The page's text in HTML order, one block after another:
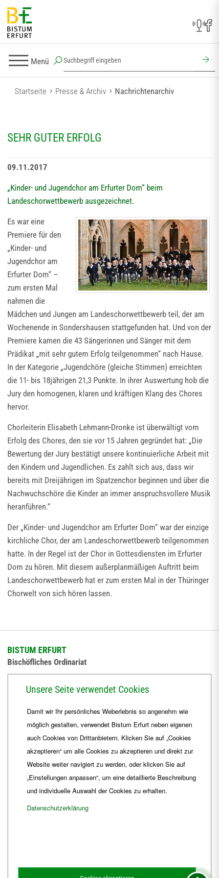
Menü
Startseite Presse & Archiv Nachrichtenarchiv
SEHR GUTER ERFOLG
09.11.2017
„Kinder- und Jugendchor am Erfurter Dom“ beim
Landeschorwettbewerb ausgezeichnet.
Es war eine
Premiere für den
„Kinder- und
Jugendchor am
Erfurter Dom“ –
zum ersten Mal
nahmen die
Mädchen und Jungen am Landeschorwettbewerb teil, der am
Wochenende in Sondershausen stattgefunden hat. Und von der
Premiere kamen die 43 Sängerinnen und Sänger mit dem
Prädikat „mit sehr gutem Erfolg teilgenommen“ nach Hause.
In der Kategorie „Jugendchöre (gleiche Stimmen) erreichten
die 11- bis 18jährigen 21,3 Punkte. In ihrer Auswertung hob die
Jury den homogenen, klaren und kräftigen Klang des Chores
hervor.
Chorleiterin Elisabeth Lehmann-Dronke ist überwältigt vom
Erfolg des Chores, den sie vor 15 Jahren gegründet hat: „Die
Bewertung der Jury bestätigt unsere kontinuierliche Arbeit mit
den Kindern und Jugendlichen. Es zahlt sich aus, dass wir
bereits mit Dreijährigen im Spatzenchor beginnen und über die
Nachwuchschöre die Kinder an immer anspruchsvollere Musik
heranführen.“
Der „Kinder- und Jugendchor am Erfurter Dom“ war der einzige
kirchliche Chor, der am Landeschorwettbewerb teilgenommen
hatte. In der Regel ist der Chor in Gottesdiensten im Erfurter
Dom zu hören. Mit diesem außerplanmäßigen Auftritt beim
Landeschorwettbewerb hat er zum ersten Mal in der Thüringer
Chorwelt von sich hören lassen.
BISTUM ERFURT
Bischöfliches Ordinariat
+49 361 6572-444
ordinariat Bistum-Erfurt.de
Unsere Seite verwendet Cookies
Damit wir Ihr persönliches Weberlebnis so angenehm wie
möglich gestalten, verwendet Bistum Erfurt neben eigenen
auch Cookies von Drittanbietern. Klicken Sie auf „Cookies
akzeptieren“ um alle Cookies zu akzeptieren und direkt zur
Website weiter navigiert zu werden, oder klicken Sie auf
„Einstellungen anpassen“, um eine detaillierte Beschreibung
und individuelle Auswahl der Cookies zu erhalten.
Datenschutzerklärung